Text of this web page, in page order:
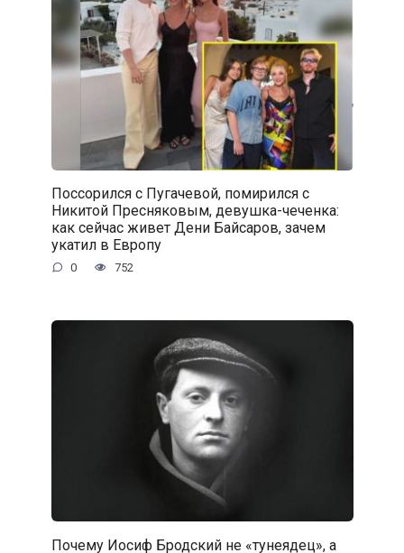
Поссорился с Пугачевой, помирился с
Никитой Пресняковым, девушка-чеченка:
как сейчас живет Дени Байсаров, зачем
укатил в Европу
0 752
Почему Иосиф Бродский не «тунеядец», а